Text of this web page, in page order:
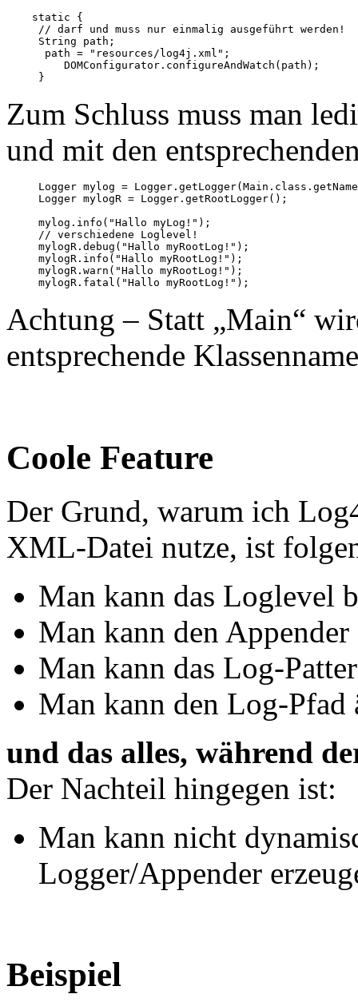
    static {
     // darf und muss nur einmalig ausgeführt werden!
     String path;
      path = "resources/log4j.xml";
         DOMConfigurator.configureAndWatch(path);
Zum Schluss muss man
und mit den
Logger mylog =
     Logger mylogR = Logger.getRootLogger();
     mylog.info("Hallo myLog!");
     // verschiedene Loglevel!
     mylogR.debug("Hallo myRootLog!");
     mylogR.info("Hallo myRootLog!");
     mylogR.warn("Hallo myRootLog!");
Achtung – Statt „Main“
entsprechende
Coole Feature
Der Grund, warum ich
XML-Datei nutze, ist
Man kann das Loglevel
Man kann den Appender
Man kann das Log-
Man kann den Log-Pfad
und das alles, während
Der Nachteil hingegen ist:
Man kann nicht
Logger/Appender
Beispiel